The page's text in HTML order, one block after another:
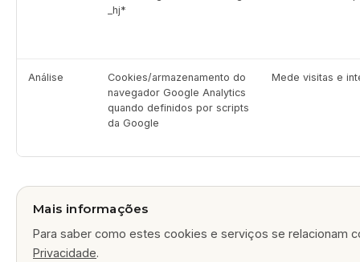
_hj*
Análise
Cookies/armazenamento do
navegador Google Analytics
quando definidos por scripts
da Google
Mede visitas e
Mais informações
Para saber como estes cookies e serviços se relacionam
Privacidade.